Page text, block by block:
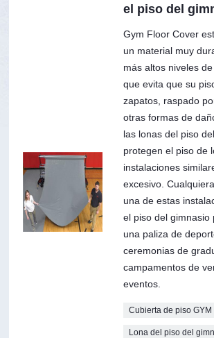
el piso del
Gym Floor Cover
un material muy
más altos niveles
que evita que su
zapatos, raspado
otras formas de
las lonas del piso
protegen el piso de
instalaciones
excesivo.
una de estas
el piso del gimnasio
una paliza de
ceremonias de
campamentos de
eventos.
Cubierta de piso GYM
Lona del piso del